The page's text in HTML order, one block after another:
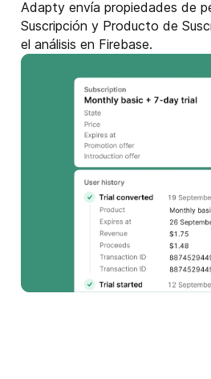
Adapty envía propiedades de
Suscripción y Producto de
el análisis en Firebase.